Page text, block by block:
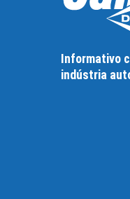
Informativo
indústria